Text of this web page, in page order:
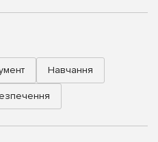
Навчання